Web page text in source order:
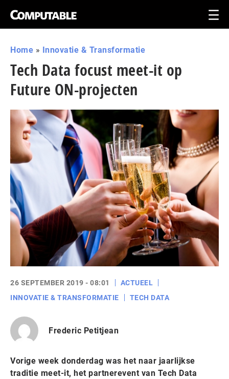
Home » Innovatie & Transformatie
Tech Data focust meet-it op
Future ON-projecten
26 SEPTEMBER 2019 - 08:01
ACTUEEL
INNOVATIE & TRANSFORMATIE
TECH DATA
Frederic Petitjean
Vorige week donderdag was het naar jaarlijkse
traditie meet-it, het partnerevent van Tech Data